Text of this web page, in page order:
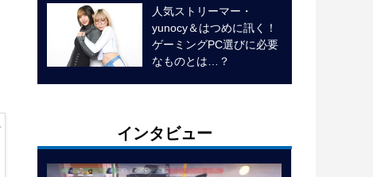
人気ストリーマー・
yunocy＆はつめに訊く！
ゲーミングPC選びに必要
なものとは…？
インタビュー